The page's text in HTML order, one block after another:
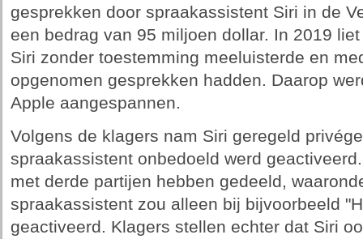
gesprekken door spraakassistent Siri in de
een bedrag van 95 miljoen dollar. In 2019
Siri zonder toestemming meeluisterde en
opgenomen gesprekken hadden. Daarop
Apple aangespannen.
Volgens de klagers nam Siri geregeld
spraakassistent onbedoeld werd
met derde partijen hebben gedeeld,
spraakassistent zou alleen bij bijvoorbeeld
geactiveerd. Klagers stellen echter dat Siri